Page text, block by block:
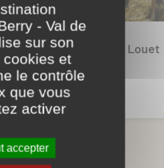
EARL Louet
- Val de
sur son
cookies et
le contrôle
que vous
activer
accepter